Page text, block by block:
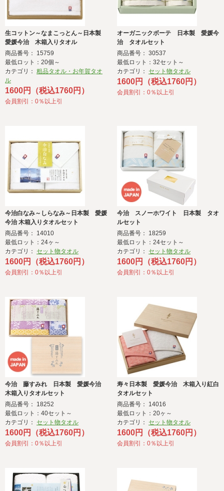
生コットン～なまこっとん～日本製
愛媛今治 木箱入りタオル
商品番号： 15759
最低ロット：20個～
カテゴリ： 粗品タオル・お年賀タオ
ル
1600円（税込1760円）
会員割引：0％以上引
オーガニックボーテ 日本製 愛媛今
治 タオルセット
商品番号： 30537
最低ロット：32セット～
カテゴリ： セット物タオル
1600円（税込1760円）
会員割引：0％以上引
今治白なみ～しらなみ～日本製 愛媛
今治 木箱入りタオルセット
商品番号： 14010
最低ロット：24ヶ～
カテゴリ： セット物タオル
1600円（税込1760円）
会員割引：0％以上引
今治 スノーホワイト 日本製 タオ
ルセット
商品番号： 18259
最低ロット：24セット～
カテゴリ： セット物タオル
1600円（税込1760円）
会員割引：0％以上引
今治 藤すみれ 日本製 愛媛今治
木箱入りタオルセット
商品番号： 18252
最低ロット：40セット～
カテゴリ： セット物タオル
1600円（税込1760円）
会員割引：0％以上引
寿々日本製 愛媛今治 木箱入り紅白
タオルセット
商品番号： 14016
最低ロット：20ヶ～
カテゴリ： セット物タオル
1600円（税込1760円）
会員割引：0％以上引